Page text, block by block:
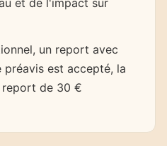
un report avec
préavis est accepté, la
de 30 €